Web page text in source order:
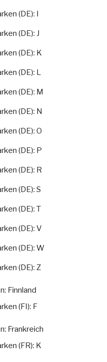
(DE): I
(DE): J
(DE): K
(DE): L
(DE): M
(DE): N
(DE): O
(DE): P
(DE): R
(DE): S
(DE): T
(DE): V
(DE): W
(DE): Z
Finnland
(FI): F
Frankreich
(FR): K